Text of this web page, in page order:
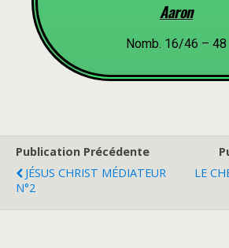
Aaron
Nomb. 16/46 – 48
Publication Précédente
JÉSUS CHRIST MÉDIATEUR
N°2
LE